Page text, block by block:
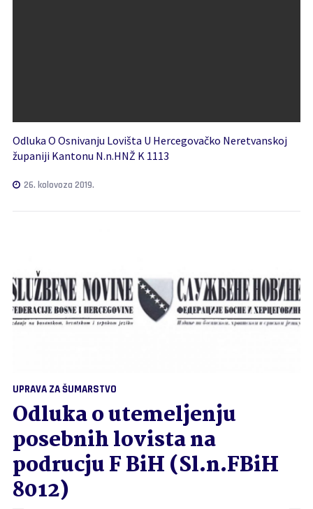
Odluka O Osnivanju Lovišta U Hercegovačko Neretvanskoj
županiji Kantonu N.n.HNŽ K 1113
26. kolovoza 2019.
UPRAVA ZA ŠUMARSTVO
Odluka o utemeljenju
posebnih lovista na
podrucju F BiH (Sl.n.FBiH
8012)